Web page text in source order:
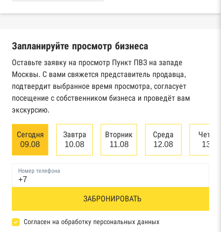
Реестры ЕГРЮЛ и ЕГРИП Федеральной
Реестр государственных контрактов
Федерального казначейства
Картотека арбитражных дел Высшего
арбитражного суда
банкротстве юридических лиц
Единый федеральный реестр сведений о
банкротстве физических лиц
Реестр товарных знаков и знаков обслуживания
База исполнительного производства
Запланируйте просмотр бизнеса
Оставьте заявку на просмотр Пункт ПВЗ на западе
Москвы. С вами свяжется представитель продавца,
подтвердит выбранное время просмотра, согласует
посещение с собственником бизнеса и проведёт вам
экскурсию.
Сегодня
09.08
Завтра
10.08
Вторник
11.08
Среда
12.08
13.08
Номер телефона
ЗАБРОНИРОВАТЬ
Согласен на обработку персональных данных